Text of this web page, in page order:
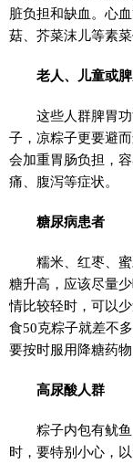
脏负担和缺血。心
菇、芥菜沫儿等素菜
老人、儿童或
这些人群脾胃
子，凉粽子更要避
会加重胃肠负担，
痛、腹泻等症状。
糖尿病患者
糯米、红枣、
糖升高，应该尽量
情比较轻时，可以
食50克粽子就差不
要按时服用降糖药物
高尿酸人群
粽子内包有鱿
时，要特别小心，以